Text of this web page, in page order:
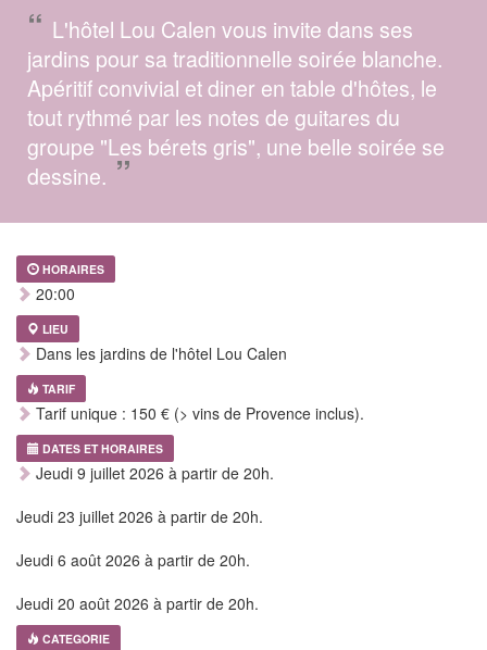
“ L'hôtel Lou Calen vous invite dans ses
jardins pour sa traditionnelle soirée blanche.
Apéritif convivial et diner en table d'hôtes, le
tout rythmé par les notes de guitares du
groupe "Les bérets gris", une belle soirée se
dessine.”
HORAIRES
20:00
LIEU
Dans les jardins de l'hôtel Lou Calen
TARIF
Tarif unique : 150 € (> vins de Provence inclus).
DATES ET HORAIRES
Jeudi 9 juillet 2026 à partir de 20h.
Jeudi 23 juillet 2026 à partir de 20h.
Jeudi 6 août 2026 à partir de 20h.
Jeudi 20 août 2026 à partir de 20h.
CATEGORIE